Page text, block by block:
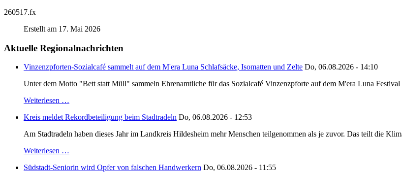
260517.fx
Erstellt am 17. Mai 2026
Aktuelle Regionalnachrichten
Vinzenzpforten-Sozialcafé sammelt auf dem M'era Luna Schlafsäcke, Isomatten und Zelte Do, 06.08.2026 - 14:10
Unter dem Motto "Bett statt Müll" sammeln Ehrenamtliche für das Sozialcafé Vinzenzpforte auf dem M'era Luna
Weiterlesen …
Kreis meldet Rekordbeteiligung beim Stadtradeln Do, 06.08.2026 - 12:53
Am Stadtradeln haben dieses Jahr im Landkreis Hildesheim mehr Menschen teilgenommen als je zuvor. Das teilt die
Weiterlesen …
Südstadt-Seniorin wird Opfer von falschen Handwerkern Do, 06.08.2026 - 11:55